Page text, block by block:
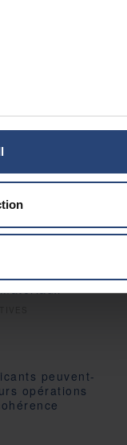
Nefab
peuvent-
opérations